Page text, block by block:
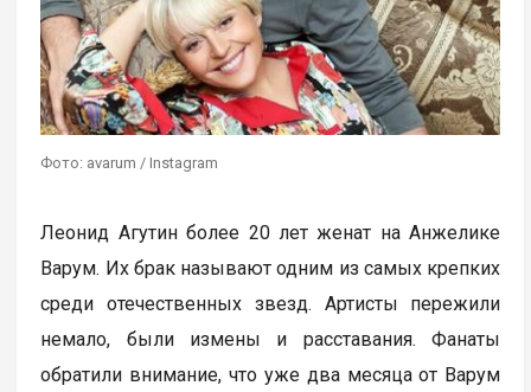
Фото: avarum / Instagram
Леонид Агутин более 20 лет женат на Анжелике
Варум. Их брак называют одним из самых крепких
среди отечественных звезд. Артисты пережили
немало, были измены и расставания. Фанаты
обратили внимание, что уже два месяца от Варум